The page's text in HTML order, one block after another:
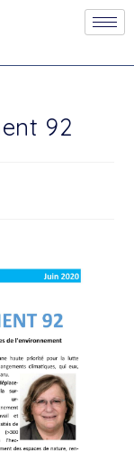
92